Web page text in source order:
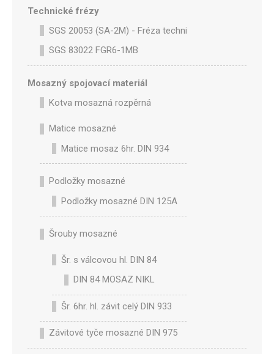
Technické frézy
SGS 20053 (SA-2M) - Fréza technická SA-2M válcová
SGS 83022 FGR6-1MB
Mosazný spojovací materiál
Kotva mosazná rozpěrná
Matice mosazné
Matice mosaz 6hr. DIN 934
Podložky mosazné
Podložky mosazné DIN 125A
Šrouby mosazné
Šr. s válcovou hl. DIN 84
DIN 84 MOSAZ NIKL
Šr. 6hr. hl. závit celý DIN 933
Závitové tyče mosazné DIN 975